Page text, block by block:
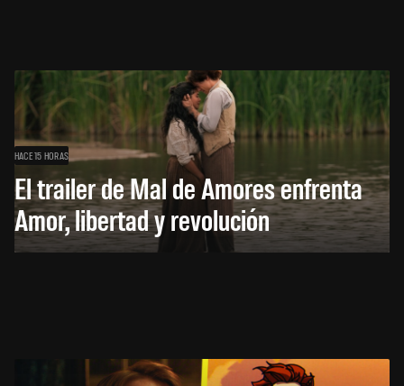
HACE 15 HORAS
El trailer de Mal de Amores enfrenta
Amor, libertad y revolución